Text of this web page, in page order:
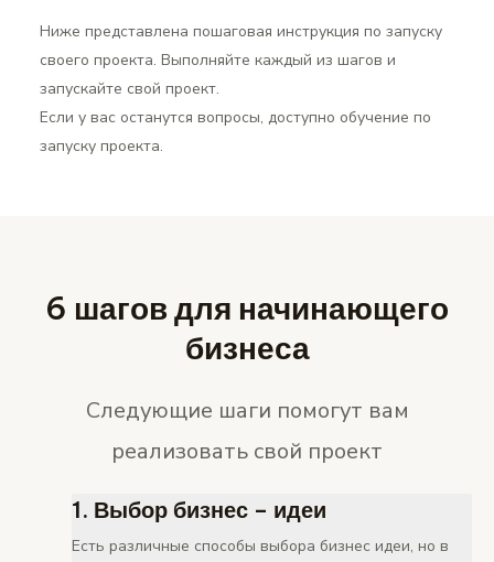
Ниже представлена пошаговая инструкция по запуску
своего проекта. Выполняйте каждый из шагов и
запускайте свой проект.
Если у вас останутся вопросы, доступно обучение по
запуску проекта.
6 шагов для начинающего
бизнеса
Следующие шаги помогут вам
реализовать свой проект
1. Выбор бизнес – идеи
Есть различные способы выбора бизнес идеи, но в